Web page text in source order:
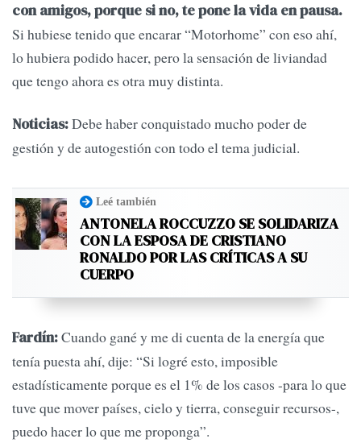
con amigos, porque si no, te pone la vida en pausa.
Si hubiese tenido que encarar “Motorhome” con eso ahí,
lo hubiera podido hacer, pero la sensación de liviandad
que tengo ahora es otra muy distinta.
Noticias:Debe haber conquistado mucho poder de
gestión y de autogestión con todo el tema judicial.
Leé también
ANTONELA ROCCUZZO SE SOLIDARIZA
CON LA ESPOSA DE CRISTIANO
RONALDO POR LAS CRÍTICAS A SU
CUERPO
Fardín:Cuando gané y me di cuenta de la energía que
tenía puesta ahí, dije: “Si logré esto, imposible
estadísticamente porque es el 1% de los casos -para lo que
tuve que mover países, cielo y tierra, conseguir recursos-,
puedo hacer lo que me proponga”.